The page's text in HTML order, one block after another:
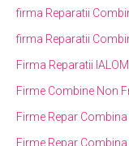
firma Reparatii
firma Reparatii
Firma Reparatii
Firme Combine Non
Firme Repar
Firme Repar